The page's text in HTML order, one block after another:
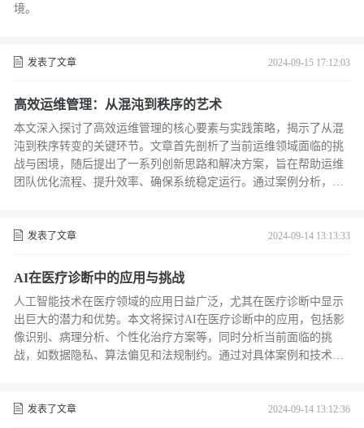
境。
发表了文章 2024-09-15 17:12:03
高效运维管理：从混沌到秩序的艺术
本文深入探讨了高效运维管理的核心要素与实践策略，揭示了从混
沌到秩序转变的关键环节。文章首先剖析了当前运维领域面临的挑
战与困境，随后提出了一系列创新思路和解决方案，旨在帮助运维
团队优化流程、提升效率、确保系统稳定运行。通过案例分析，本
发表了文章 2024-09-14 13:13:33
AI在医疗诊断中的应用与挑战
人工智能技术在医疗领域的应用日益广泛，尤其在医疗诊断中显示
出巨大的潜力和优势。本文将探讨AI在医疗诊断中的应用，包括影
像识别、病理分析、个性化治疗方案等，同时分析当前面临的挑
战，如数据隐私、算法偏见和法规制约。通过对具体案例和技术原
发表了文章 2024-09-14 13:12:36